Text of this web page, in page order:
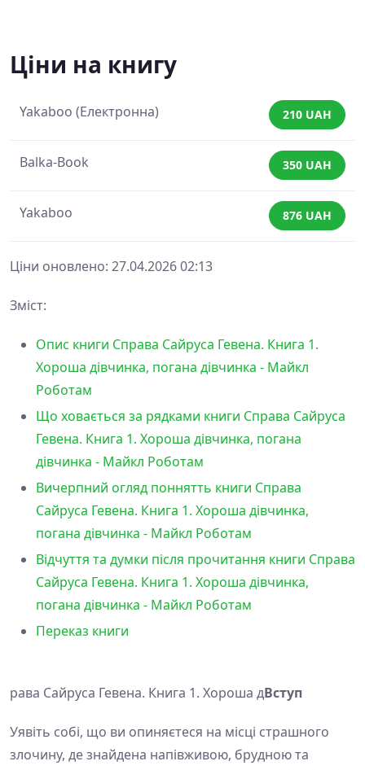
Ціни на книгу
Yakaboo (Електронна) 210 UAH
Balka-Book 350 UAH
Yakaboo 876 UAH
Ціни оновлено: 27.04.2026 02:13
Зміст:
Опис книги Справа Сайруса Гевена. Книга 1.
Хороша дівчинка, погана дівчинка - Майкл
Роботам
Що ховається за рядками книги Справа Сайруса
Гевена. Книга 1. Хороша дівчинка, погана
дівчинка - Майкл Роботам
Вичерпний огляд поннятть книги Справа
Сайруса Гевена. Книга 1. Хороша дівчинка,
погана дівчинка - Майкл Роботам
Відчуття та думки після прочитання книги Справа
Сайруса Гевена. Книга 1. Хороша дівчинка,
погана дівчинка - Майкл Роботам
Переказ книги
рава Сайруса Гевена. Книга 1. Хороша дВступ
Уявіть собі, що ви опиняєтеся на місці страшного
злочину, де знайдена напівживою, брудною та